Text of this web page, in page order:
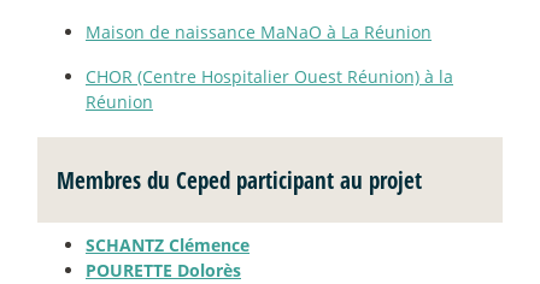
Maison de naissance MaNaO à La Réunion
CHOR (Centre Hospitalier Ouest Réunion) à la
Réunion
Membres du Ceped participant au projet
SCHANTZ Clémence
POURETTE Dolorès